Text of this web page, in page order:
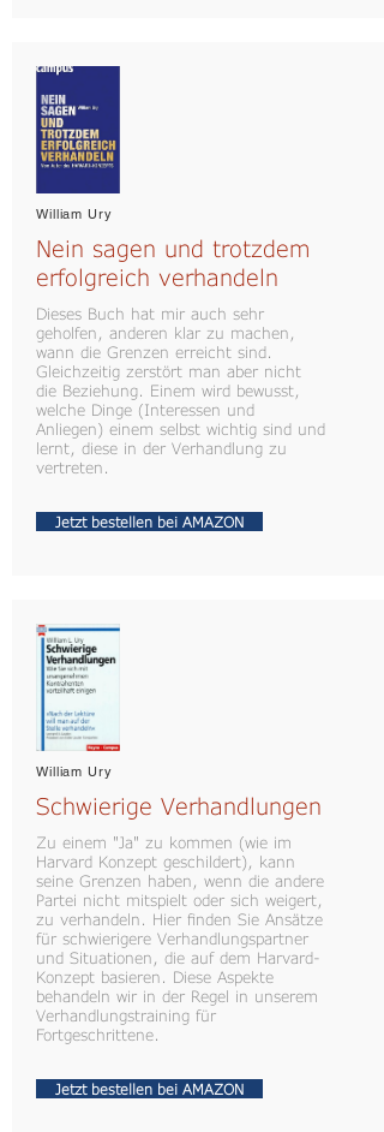
William Ury
Nein sagen und trotzdem
erfolgreich verhandeln
Dieses Buch hat mir auch sehr
geholfen, anderen klar zu machen,
wann die Grenzen erreicht sind.
Gleichzeitig zerstört man aber nicht
die Beziehung. Einem wird bewusst,
welche Dinge (Interessen und
Anliegen) einem selbst wichtig sind und
lernt, diese in der Verhandlung zu
vertreten.
Jetzt bestellen bei AMAZON
William Ury
Schwierige Verhandlungen
Zu einem "Ja" zu kommen (wie im
Harvard Konzept geschildert), kann
seine Grenzen haben, wenn die andere
Partei nicht mitspielt oder sich weigert,
zu verhandeln. Hier finden Sie Ansätze
für schwierigere Verhandlungspartner
und Situationen, die auf dem Harvard-
Konzept basieren. Diese Aspekte
behandeln wir in der Regel in unserem
Verhandlungstraining für
Fortgeschrittene.
Jetzt bestellen bei AMAZON